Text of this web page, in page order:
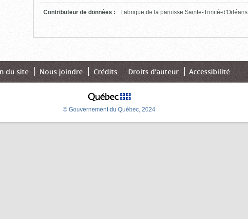
cliquer
pour
ouvrir)
Contributeur de données : Fabrique de la paroisse Sainte-Trinité-d'Orléans
du site Nous joindre Crédits Droits d'auteur Accessibilité
© Gouvernement du Québec, 2024